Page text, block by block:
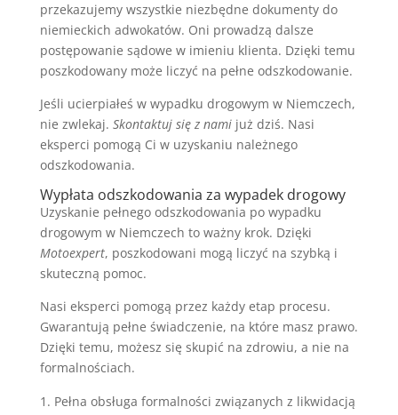
przekazujemy wszystkie niezbędne dokumenty do
niemieckich adwokatów. Oni prowadzą dalsze
postępowanie sądowe w imieniu klienta. Dzięki temu
poszkodowany może liczyć na pełne odszkodowanie.
Jeśli ucierpiałeś w wypadku drogowym w Niemczech,
nie zwlekaj. Skontaktuj się z namijuż dziś. Nasi
eksperci pomogą Ci w uzyskaniu należnego
odszkodowania.
Wypłata odszkodowania za wypadek drogowy
Uzyskanie pełnego odszkodowania po wypadku
drogowym w Niemczech to ważny krok. Dzięki
Motoexpert, poszkodowani mogą liczyć na szybką i
skuteczną pomoc.
Nasi eksperci pomogą przez każdy etap procesu.
Gwarantują pełne świadczenie, na które masz prawo.
Dzięki temu, możesz się skupić na zdrowiu, a nie na
formalnościach.
Pełna obsługa formalności związanych z likwidacją